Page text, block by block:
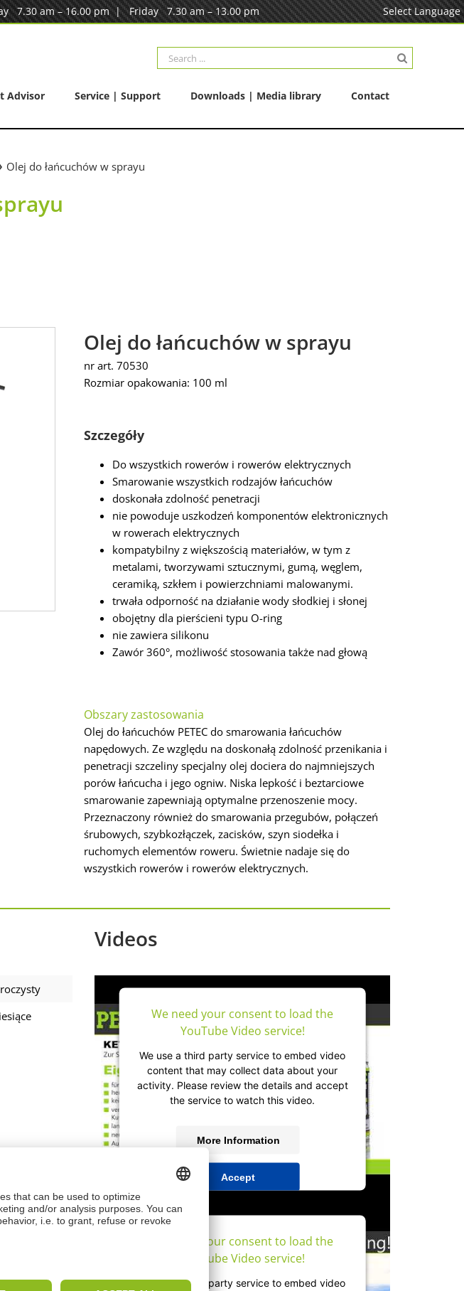
7.30 am – 16.00 pm | Friday 7.30 am – 13.00 pm Select Language
Search
for:
Advisor Service | Support Downloads | Media library Contact
Olej do łańcuchów w sprayu
Olej do łańcuchów w sprayu
nr art. 70530
Rozmiar opakowania: 100 ml
Szczegóły
Do wszystkich rowerów i rowerów elektrycznych
Smarowanie wszystkich rodzajów łańcuchów
doskonała zdolność penetracji
nie powoduje uszkodzeń komponentów elektronicznych
w rowerach elektrycznych
kompatybilny z większością materiałów, w tym z
metalami, tworzywami sztucznymi, gumą, węglem,
ceramiką, szkłem i powierzchniami malowanymi.
trwała odporność na działanie wody słodkiej i słonej
obojętny dla pierścieni typu O-ring
nie zawiera silikonu
Zawór 360°, możliwość stosowania także nad głową
Obszary zastosowania
Olej do łańcuchów PETEC do smarowania łańcuchów
napędowych. Ze względu na doskonałą zdolność przenikania i
penetracji szczeliny specjalny olej dociera do najmniejszych
porów łańcucha i jego ogniw. Niska lepkość i beztarciowe
smarowanie zapewniają optymalne przenoszenie mocy.
Przeznaczony również do smarowania przegubów, połączeń
śrubowych, szybkozłączek, zacisków, szyn siodełka i
ruchomych elementów roweru. Świetnie nadaje się do
wszystkich rowerów i rowerów elektrycznych.
Videos
We need your consent to load the
YouTube Video service!
We use a third party service to embed video
content that may collect data about your
activity. Please review the details and accept
the service to watch this video.
More Information
Accept
Management Platform&IT-Recht Kanzlei
We need your consent to load the
YouTube Video service!
We use a third party service to embed video